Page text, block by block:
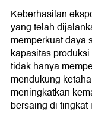
Keberhasilan
yang telah
memperkuat daya
kapasitas
tidak hanya
mendukung
meningkatkan
bersaing di tingkat